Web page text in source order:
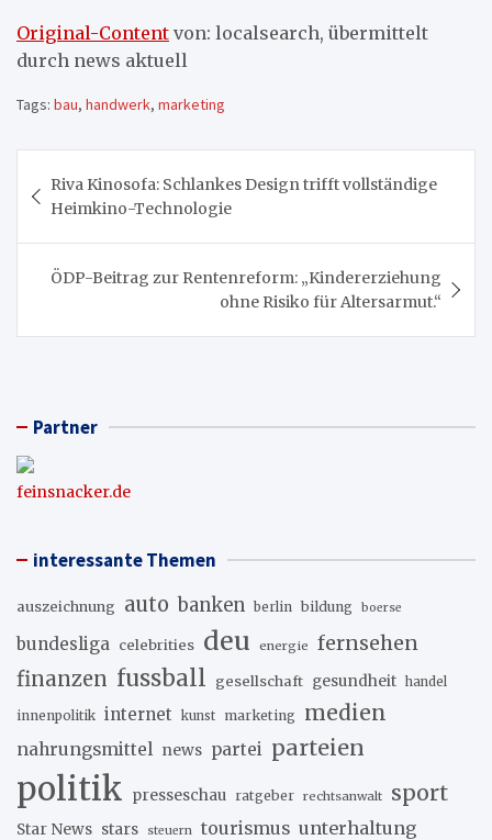
Original-Content von: localsearch, übermittelt
durch news aktuell
Tags: bau, handwerk, marketing
Riva Kinosofa: Schlankes Design trifft vollständige
Heimkino-Technologie
ÖDP-Beitrag zur Rentenreform: „Kindererziehung
ohne Risiko für Altersarmut.“
Partner
feinsnacker.de
interessante Themen
auszeichnung auto banken berlin bildung boerse
bundesliga celebrities deu energie
fernsehen
finanzen fussball gesellschaft gesundheit handel
innenpolitik internet kunst marketing medien
nahrungsmittel news partei parteien
politik presseschau ratgeber rechtsanwalt sport
Star News stars steuern tourismus unterhaltung